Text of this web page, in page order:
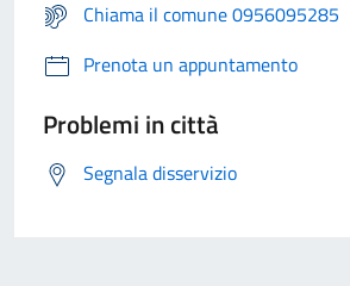
Chiama il comune 0956095285
Prenota un appuntamento
Problemi in città
Segnala disservizio